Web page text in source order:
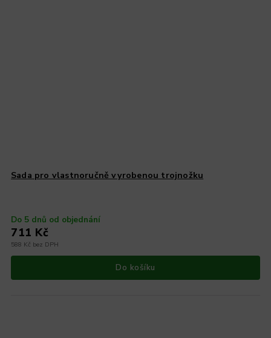
Sada pro vlastnoručně vyrobenou trojnožku
Do 5 dnů od objednání
588 Kč bez DPH
711 Kč
Do košíku